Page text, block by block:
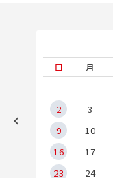
日
月
2
3
9
10
16
17
23
24